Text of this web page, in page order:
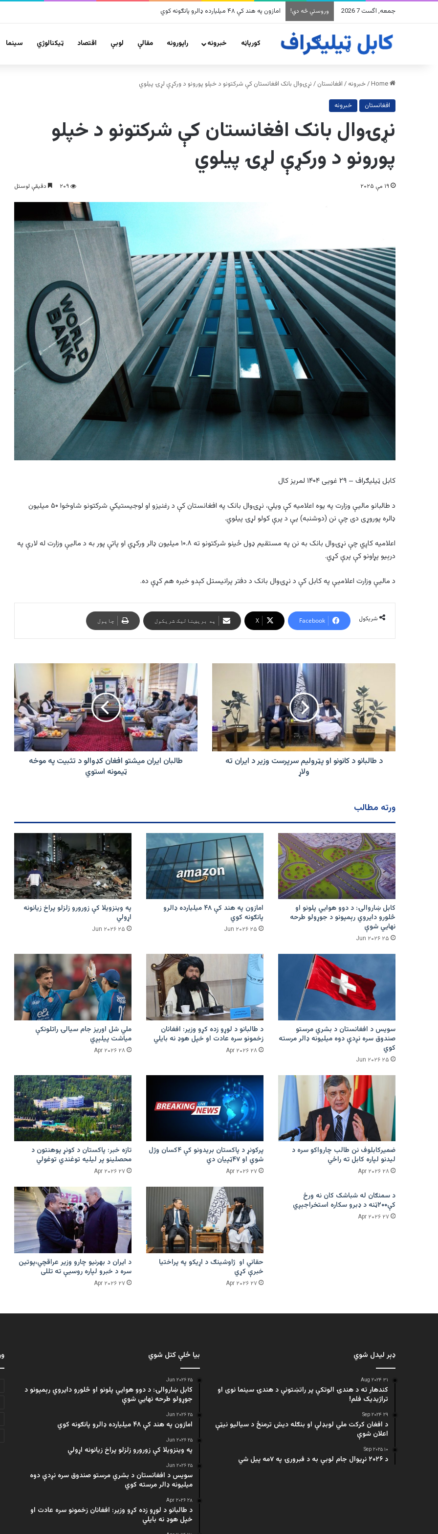
جمعه, اگست 7 2026 وروستي څه دي! امازون په هند کې ۴۸ میلیارده ډالرو پانګونه کوي
کورپاڼه خبرونه راپورونه مقالې لوبې اقتصاد ټیکنالوژي سينما
/خبرونه / افغانستان / نړۍوال بانک افغانستان کې شرکتونو د خپلو پورونو د ورکړې لړۍ پیلوي
افغانستان خبرونه
نړۍوال بانک افغانستان کې شرکتونو د خپلو
پورونو د ورکړې لړۍ پیلوي
۱۹ مې ۲۰۲۵ ۲۰۹ دقیقې لوستل
کابل ټیلیګراف – ۲۹ غویی ۱۴۰۴ لمریز کال
د طالبانو مالیې وزارت په یوه اعلامیه کې ویلي، نړۍوال بانک په افغانستان کې د رغنیزو او لوجیستیکي شرکتونو شاوخوا ۵۰ میلیون
ډالره پوروړی دی چې نن (دوشنبه) یې د پرې کولو لړۍ پیلوي.
اعلامیه کاږي چې نړۍوال بانک به نن په مستقیم ډول ځينو شرکتونو ته ۱۰.۸ میلیون ډالر ورکړي او پاتې پور به د مالیې وزارت له لارې په
درېیو پړاونو کې پرې کړي.
د مالیې وزارت اعلامیې په کابل کې د نړۍوال بانک د دفتر پرانیستل کېدو خبره هم کړې ده.
شریکول Facebook
X په بریښنالیک شریکول چاپول
پټرولیم
سرپرست
وزیر
د
د طالبانو د کانونو او پټرولیم سرپرست وزیر د ایران ته
ولاړ
طالبان
ایران
میشتو
افغان
کډوالو
د
تثبیت
په
موخه
ټیمونهطالبان ایران میشتو افغان کډوالو د تثبیت په موخه
ټیمونه استوي
ورته مطالب
کابل ښاروالۍ: د دوو هوايي پلونو او
څلورو دایروي رېمپونو د جوړولو طرحه
نهایي شوې
۲۵ Jun ۲۰۲۶
امازون په هند کې ۴۸ میلیارده ډالرو
پانګونه کوي
۲۵ Jun ۲۰۲۶
په وینزویلا کې زورورو زلزلو پراخ زیانونه
اړولي
۲۵ Jun ۲۰۲۶
سویس د افغانستان د بشري مرستو
صندوق سره نږدې دوه میلیونه ډالر مرسته
کوي
۲۵ Jun ۲۰۲۶
د طالبانو د لوړو زده کړو وزیر: افغانان
زخمونو سره عادت او خپل هوډ نه بایلي
۲۸ Apr ۲۰۲۶
ملي شل اوریز جام سیالۍ راتلونکې
میاشت پیلېږي
۲۸ Apr ۲۰۲۶
ضمیرکابلوف نن طالب چارواکو سره د
لیدنو لپاره کابل ته راځي
۲۸ Apr ۲۰۲۶
پرکونړ د پاکستان بریدونو کې ۴کسان وژل
شوي او ۴۷ټپیان دي
۲۷ Apr ۲۰۲۶
تازه خبر: پاکستان د کونړ پوهنتون د
محصلینو پر لیلیه توغندي توغولي
۲۷ Apr ۲۰۲۶
د سمنګان له شباشک کان نه ورځ
کې۲۰۰ټنه د ډبرو سکاره استخراجېږي
۲۷ Apr ۲۰۲۶
حقاني او ژاوشینګ د اړیکو په پراختیا
خبرې کړي
۲۷ Apr ۲۰۲۶
د ایران د بهرنیو چارو وزیر عراقچي،پوتین
سره د خبرو لپاره روسیې ته تللی
۲۷ Apr ۲۰۲۶
ډېر لیدل شوي
۳۱ Aug ۲۰۲۴
کندهار ته د هندۍ الوتکې پر راتښتونې د هندۍ سینما نوی او
تراژيديک فلم!
۲۹ Sep ۲۰۲۴
د افغان کرکت ملي لوبډلې او بنګله دیش ترمنځ د سیالیو نیټې
اعلان شوې
۱۰ Sep ۲۰۲۵
د ۲۰۲۶ نړیوال جام لوبې به د فبرورۍ په ۷مه پیل شي
بیا ځلې کتل شوي
۲۵ Jun ۲۰۲۶
کابل ښاروالۍ: د دوو هوايي پلونو او څلورو دایروي رېمپونو د
جوړولو طرحه نهایي شوې
۲۵ Jun ۲۰۲۶
امازون په هند کې ۴۸ میلیارده ډالرو پانګونه کوي
۲۵ Jun ۲۰۲۶
په وینزویلا کې زورورو زلزلو پراخ زیانونه اړولي
۲۵ Jun ۲۰۲۶
سویس د افغانستان د بشري مرستو صندوق سره نږدې دوه
میلیونه ډالر مرسته کوي
۲۸ Apr ۲۰۲۶
د طالبانو د لوړو زده کړو وزیر: افغانان زخمونو سره عادت او
خپل هوډ نه بایلي